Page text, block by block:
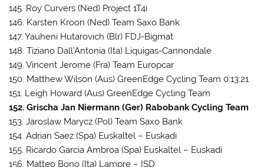
145. Roy Curvers (Ned) Project 1T4i
146. Karsten Kroon (Ned) Team Saxo Bank
147. Yauheni Hutarovich (Blr) FDJ-Bigmat
148. Tiziano Dall’Antonia (Ita) Liquigas-Cannondale
149. Vincent Jerome (Fra) Team Europcar
150. Matthew Wilson (Aus) GreenEdge Cycling Team 0:13:21
151. Leigh Howard (Aus) GreenEdge Cycling Team
152. Grischa Jan Niermann (Ger) Rabobank Cycling Team
153. Jaroslaw Marycz (Pol) Team Saxo Bank
154. Adrian Saez (Spa) Euskaltel – Euskadi
155. Ricardo Garcia Ambroa (Spa) Euskaltel – Euskadi
156. Matteo Bono (Ita) Lampre – ISD